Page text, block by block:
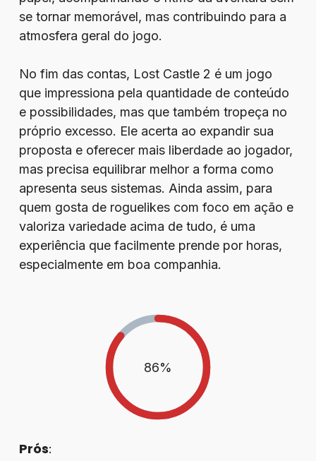
se tornar memorável, mas contribuindo para a
atmosfera geral do jogo.
No fim das contas, Lost Castle 2 é um jogo
que impressiona pela quantidade de conteúdo
e possibilidades, mas que também tropeça no
próprio excesso. Ele acerta ao expandir sua
proposta e oferecer mais liberdade ao jogador,
mas precisa equilibrar melhor a forma como
apresenta seus sistemas. Ainda assim, para
quem gosta de roguelikes com foco em ação e
valoriza variedade acima de tudo, é uma
experiência que facilmente prende por horas,
especialmente em boa companhia.
86%
Prós: